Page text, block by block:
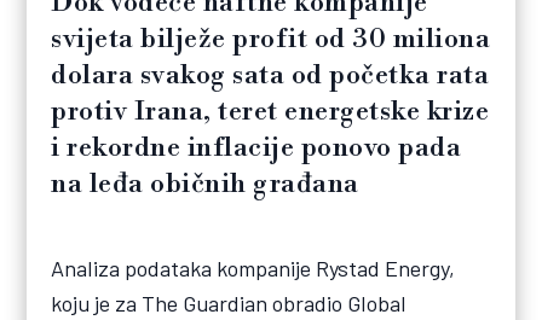
svijeta bilježe profit od 30 miliona
dolara svakog sata od početka rata
protiv Irana, teret energetske krize
i rekordne inflacije ponovo pada
na leđa običnih građana
Analiza podataka kompanije Rystad Energy,
koju je za The Guardian obradio Global